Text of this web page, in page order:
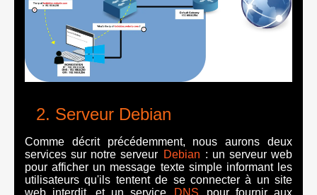
Serveur Debian
Comme décrit précédemment, nous aurons deux
services sur notre serveur Debian : un serveur web
pour afficher un message texte simple informant les
utilisateurs qu'ils tentent de se connecter à un site